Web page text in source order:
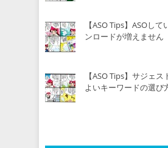
【ASO Tips】ASOし
ンロードが増えません
【ASO Tips】サジェ
よいキーワードの選び